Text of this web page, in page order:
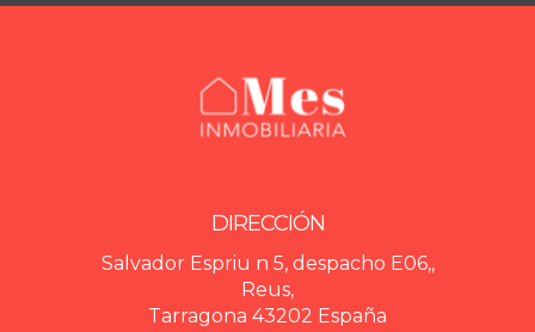
DIRECCIÓN
Salvador Espriu n 5, despacho E06,,
Reus,
Tarragona 43202 España